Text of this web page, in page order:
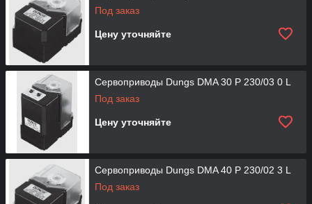
Под заказ
Цену уточняйте
Сервоприводы Dungs DMA 30 P 230/03 0 L
Под заказ
Цену уточняйте
Сервоприводы Dungs DMA 40 P 230/02 3 L
Под заказ